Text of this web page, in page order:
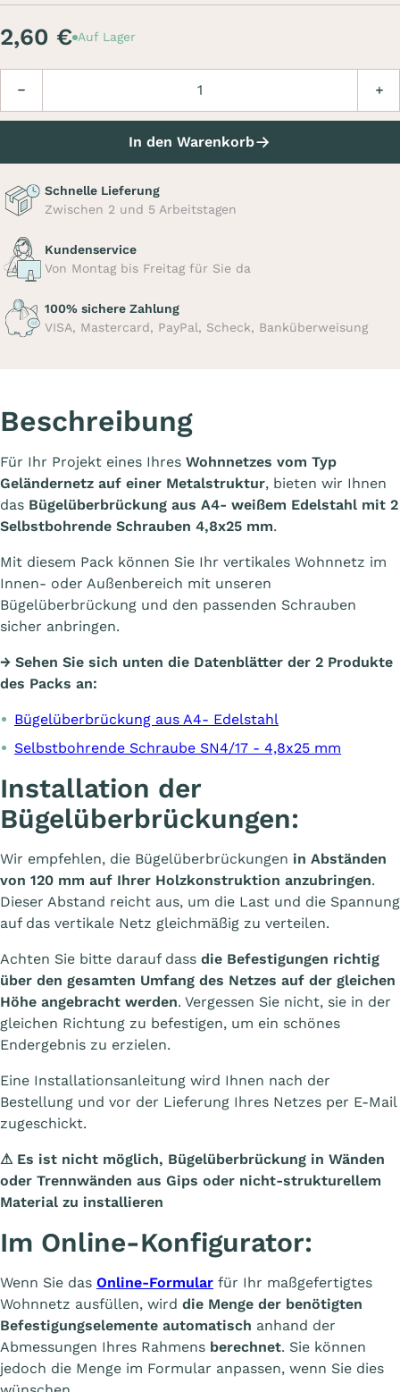
2,60 € Auf Lager
In den Warenkorb
Schnelle Lieferung
Zwischen 2 und 5 Arbeitstagen
Kundenservice
Von Montag bis Freitag für Sie da
100% sichere Zahlung
VISA, Mastercard, PayPal, Scheck, Banküberweisung
Beschreibung
Für Ihr Projekt eines Ihres Wohnnetzes vom Typ
Geländernetz auf einer Metalstruktur, bieten wir Ihnen
das Bügelüberbrückung aus A4- weißem Edelstahl mit 2
Selbstbohrende Schrauben 4,8x25 mm.
Mit diesem Pack können Sie Ihr vertikales Wohnnetz im
Innen- oder Außenbereich mit unseren
Bügelüberbrückung und den passenden Schrauben
sicher anbringen.
→ Sehen Sie sich unten die Datenblätter der 2 Produkte
des Packs an:
Bügelüberbrückung aus A4- Edelstahl
Selbstbohrende Schraube SN4/17 - 4,8x25 mm
Installation der
Bügelüberbrückungen:
Wir empfehlen, die Bügelüberbrückungen in Abständen
von 120 mm auf Ihrer Holzkonstruktion anzubringen.
Dieser Abstand reicht aus, um die Last und die Spannung
auf das vertikale Netz gleichmäßig zu verteilen.
Achten Sie bitte darauf dass die Befestigungen richtig
über den gesamten Umfang des Netzes auf der gleichen
Höhe angebracht werden. Vergessen Sie nicht, sie in der
gleichen Richtung zu befestigen, um ein schönes
Endergebnis zu erzielen.
Eine Installationsanleitung wird Ihnen nach der
Bestellung und vor der Lieferung Ihres Netzes per E-Mail
zugeschickt.
⚠ Es ist nicht möglich, Bügelüberbrückung in Wänden
oder Trennwänden aus Gips oder nicht-strukturellem
Material zu installieren
Im Online-Konfigurator:
Wenn Sie das Online-Formular für Ihr maßgefertigtes
Wohnnetz ausfüllen, wird die Menge der benötigten
Befestigungselemente automatisch anhand der
Abmessungen Ihres Rahmens berechnet. Sie können
jedoch die Menge im Formular anpassen, wenn Sie dies